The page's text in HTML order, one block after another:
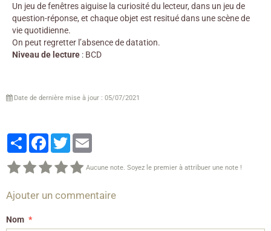
Un jeu de fenêtres aiguise la curiosité du lecteur, dans un jeu de
question-réponse, et chaque objet est resitué dans une scène de
vie quotidienne.
On peut regretter l’absence de datation.
Niveau de lecture : BCD
Date de dernière mise à jour : 05/07/2021
PartagerFacebook
Twitter
Aucune note. Soyez le premier à attribuer une note !
Ajouter un commentaire
Nom